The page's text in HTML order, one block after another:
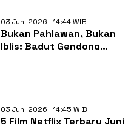
03 Juni 2026 | 14:44 WIB
Bukan Pahlawan, Bukan
Iblis: Badut Gendong
03 Juni 2026 | 14:45 WIB
5 Film Netflix Terbaru Juni